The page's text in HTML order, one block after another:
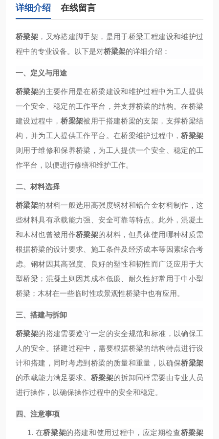
详细介绍 在线留言
桥梁架 ，又称搭建脚手架，是用于桥梁工程建设和维护过
程中的专业设备。以下是对桥梁架的详细介绍：
一、定义与用途
桥梁架的主要作用是在桥梁建设和维护过程中为工人提供
一个安全、稳定的工作平台，并支撑桥梁的结构。在桥梁
建设过程中，桥梁架被用于搭建桥梁的支架，支撑桥梁结
构，并为工人提供工作平台。在桥梁维护过程中，桥梁架
则用于维修和保养桥梁，为工人提供一个安全、稳定的工
作平台，以便进行修缮和维护工作。
二、材料选择
桥梁架的材料一般选用高强度钢材和铝合金材料制作，这
些材料具有承载能力强、安全可靠等特点。此外，混凝土
和木材也曾被用作桥梁架的材料，但具体使用哪种材质需
根据桥梁的设计要求、施工条件及经济成本等因素综合考
虑。钢材因其高强度、良好的塑性和韧性而广泛应用于大
型桥梁；混凝土则因其成本低廉、耐久性好常用于中小型
桥梁；木材在一些临时性或景观性桥梁中也有应用。
三、搭建与拆卸
桥梁架的搭建需要遵守一定的安全规范和标准，以确保工
人的安全。搭建过程中，需要根据桥梁的结构特点进行设
计和搭建，同时考虑到桥梁的质量和重量，以确保桥梁架
的承载能力满足要求。 桥梁架的拆卸同样需要由专业人员
进行操作，以确保操作过程中的安全和稳定。
四、注意事项
1. 在桥梁架的搭建和使用过程中，应定期检查桥梁架